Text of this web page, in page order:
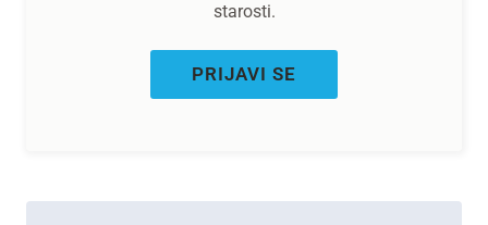
starosti.
PRIJAVI SE